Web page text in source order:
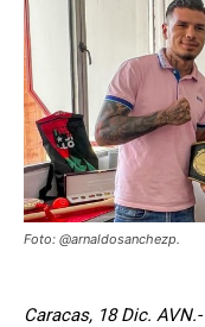
Foto: @arnaldosanchezp.
Caracas, 18 Dic. AVN.-